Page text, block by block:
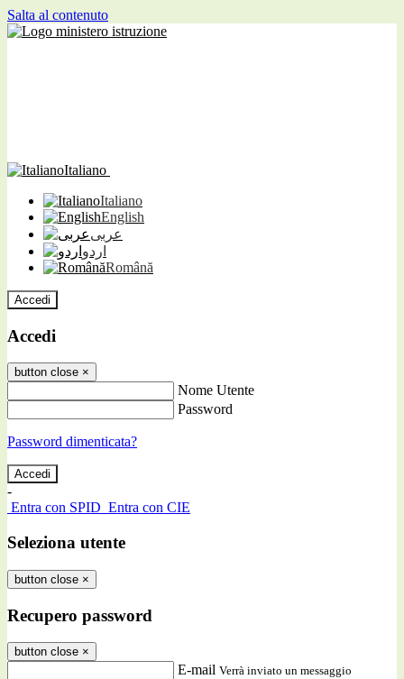
Salta al contenuto
Italiano
Italiano
English
عربى
اردو
Română
Accedi
Accedi
button close ×
Nome Utente
Password
Password dimenticata?
-
Entra con SPID Entra con CIE
Seleziona utente
button close ×
Recupero password
button close ×
E-mail Verrà inviato un messaggio